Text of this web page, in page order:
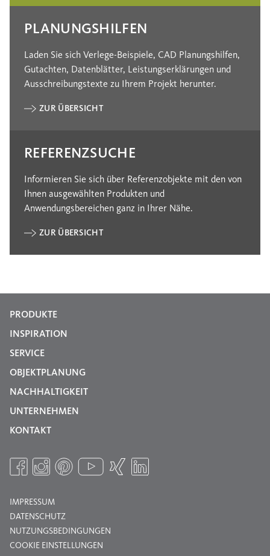
PLANUNGSHILFEN
Laden Sie sich Verlege-Beispiele, CAD Planungshilfen,
Gutachten, Datenblätter, Leistungserklärungen und
Ausschreibungstexte zu Ihrem Projekt herunter.
ZUR ÜBERSICHT
REFERENZSUCHE
Informieren Sie sich über Referenzobjekte mit den von
Ihnen ausgewählten Produkten und
Anwendungsbereichen ganz in Ihrer Nähe.
ZUR ÜBERSICHT
PRODUKTE
INSPIRATION
SERVICE
OBJEKTPLANUNG
NACHHALTIGKEIT
UNTERNEHMEN
KONTAKT
IMPRESSUM
DATENSCHUTZ
NUTZUNGSBEDINGUNGEN
COOKIE EINSTELLUNGEN